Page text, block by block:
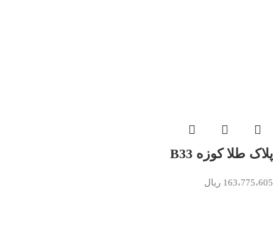
پلاک طلا کوزه B33
163،775،605 ریال